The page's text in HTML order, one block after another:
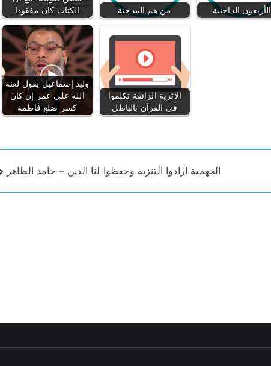
الكتاب كان مفقودا
من هم المدجنة الأربعون الداجنية
وليد إسماعيل يقول لعنة
الله على عمر إن كان
كسر ضلع فاطمة
الاثرية الزائفة تكلموا
في القرآن بالباطل
الجهمية أرادوا التنزيه وحفظوا لنا الدين – حامد الطاهر